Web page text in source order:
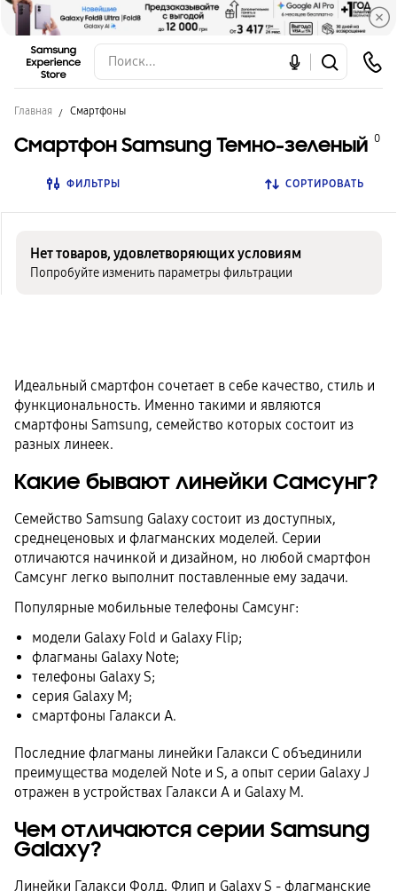
Главная Смартфоны
Смартфон Samsung Темно-зеленый 0
ФИЛЬТРЫ СОРТИРОВАТЬ
Нет товаров, удовлетворяющих условиям
Попробуйте изменить параметры фильтрации
Идеальный смартфон сочетает в себе качество, стиль и
функциональность. Именно такими и являются
смартфоны Samsung, семейство которых состоит из
разных линеек.
Какие бывают линейки Самсунг?
Семейство Samsung Galaxy состоит из доступных,
среднеценовых и флагманских моделей. Серии
отличаются начинкой и дизайном, но любой смартфон
Самсунг легко выполнит поставленные ему задачи.
Популярные мобильные телефоны Самсунг:
модели Galaxy Fold и Galaxy Flip;
флагманы Galaxy Note;
телефоны Galaxy S;
серия Galaxy M;
смартфоны Галакси A.
Последние флагманы линейки Галакси С объединили
преимущества моделей Note и S, а опыт серии Galaxy J
отражен в устройствах Галакси А и Galaxy M.
Чем отличаются серии Samsung
Galaxy?
Линейки Галакси Фолд, Флип и Galaxy S - флагманские